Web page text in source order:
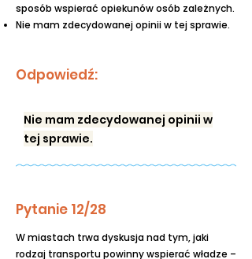
sposób wspierać opiekunów osób zależnych.
Nie mam zdecydowanej opinii w tej sprawie.
Odpowiedź:
Nie mam zdecydowanej opinii w
tej sprawie.
Pytanie 12/28
W miastach trwa dyskusja nad tym, jaki
rodzaj transportu powinny wspierać władze –